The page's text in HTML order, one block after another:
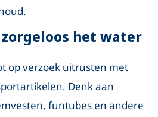
het water
op verzoek uitrusten met
Denk aan
funtubes en andere